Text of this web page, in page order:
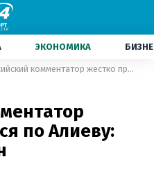
ЭКОНОМИКА
Российский комментатор жестко проехался по Алиеву: Он чмо и быдлан
по Алиеву: